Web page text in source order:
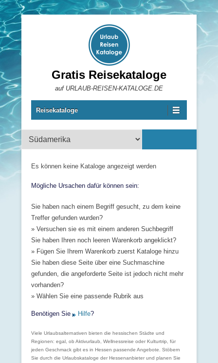
Gratis Reisekataloge
auf URLAUB-REISEN-KATALOGE.DE
Reisekataloge
Reisekataloge
Es können keine Kataloge angezeigt werden
Mögliche Ursachen dafür können sein:
Sie haben nach einem Begriff gesucht, zu dem keine
Treffer gefunden wurden?
» Versuchen sie es mit einem anderen Suchbegriff
Sie haben Ihren noch leeren Warenkorb angeklickt?
» Fügen Sie Ihrem Warenkorb zuerst Kataloge hinzu
Sie haben diese Seite über eine Suchmaschine
gefunden, die angeforderte Seite ist jedoch nicht mehr
vorhanden?
» Wählen Sie eine passende Rubrik aus
Benötigen Sie Hilfe?
Viele Urlaubsalternativen bieten die hessischen Städte und
Regionen: egal, ob Aktivurlaub, Wellnessreise oder Kulturtrip, für
jeden Geschmack gibt es in Hessen passende Angebote. Stöbern
Sie durch die Urlaubskataloge der Hessenanbieter und planen Sie